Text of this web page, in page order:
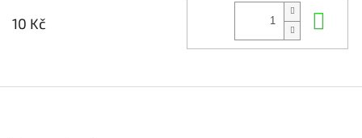
10 Kč